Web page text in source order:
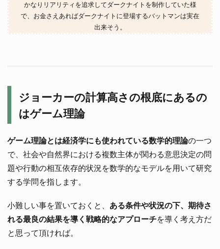
かなりリアリティを追求してダークナイトを制作していた様
で、お金さえあればダークナイトに登場するバットマンは実在
出来そう。
ジョーカーの計算高さの根底にあるの
はゲーム理論
ゲーム理論とは経済学にも使われている数学的理論の一つ
で、社会や自然界における複数主体が関わる意思決定の問
題や行動の相互依存的状況を数学的なモデルを用いて研究
する学問を指します。
小難しい事を置いておくと、 ある条件や状況の下、期待さ
れる最良の結果を導く戦略的なアプローチを導く考え方だ
と思って頂ければ。